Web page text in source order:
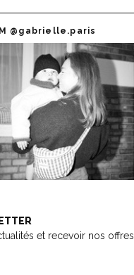
@gabrielle.paris
et recevoir nos offres